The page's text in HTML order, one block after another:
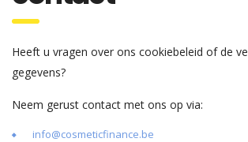
Heeft u vragen over ons cookiebeleid of de
gegevens?
Neem gerust contact met ons op via:
info@cosmeticfinance.be